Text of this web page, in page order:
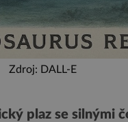
Zdroj: DALL-E
plaz se silnými